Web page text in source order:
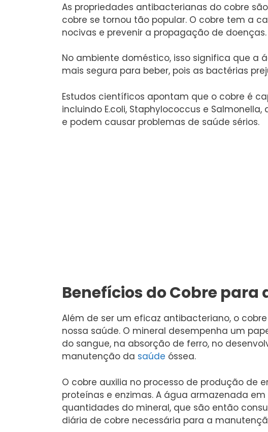
As propriedades antibacterianas do cobre
cobre se tornou tão popular. O cobre tem a
nocivas e prevenir a propagação de doenças.
No ambiente doméstico, isso significa que a
mais segura para beber, pois as bactérias
Estudos científicos apontam que o cobre é
incluindo E.coli, Staphylococcus e
e podem causar problemas de saúde sérios.
Benefícios do Cobre para
Além de ser um eficaz antibacteriano, o
nossa saúde. O mineral desempenha um
do sangue, na absorção de ferro, no
manutenção da saúde óssea.
O cobre auxilia no processo de produção de
proteínas e enzimas. A água armazenada
quantidades do mineral, que são então
diária de cobre necessária para a